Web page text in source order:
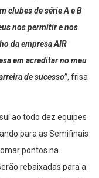
clubes de série A e B
nos permitir e nos
da empresa AIR
em acreditar no meu
de sucesso”, frisa
ao todo dez equipes
para as Semifinais
pontos na
rebaixadas para a